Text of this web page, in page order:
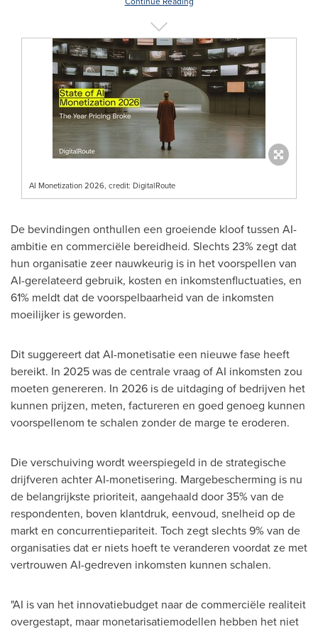
AI Monetization 2026, credit: DigitalRoute
De bevindingen onthullen een groeiende kloof tussen AI-
ambitie en commerciële bereidheid. Slechts 23% zegt dat
hun organisatie zeer nauwkeurig is in het voorspellen van
AI-gerelateerd gebruik, kosten en inkomstenfluctuaties, en
61% meldt dat de voorspelbaarheid van de inkomsten
moeilijker is geworden.
Dit suggereert dat AI-monetisatie een nieuwe fase heeft
bereikt. In 2025 was de centrale vraag of AI inkomsten zou
moeten genereren. In 2026 is de uitdaging of bedrijven het
kunnen prijzen, meten, factureren en goed genoeg kunnen
voorspellenom te schalen zonder de marge te eroderen.
Die verschuiving wordt weerspiegeld in de strategische
drijfveren achter AI-monetisering. Margebescherming is nu
de belangrijkste prioriteit, aangehaald door 35% van de
respondenten, boven klantdruk, eenvoud, snelheid op de
markt en concurrentiepariteit. Toch zegt slechts 9% van de
organisaties dat er niets hoeft te veranderen voordat ze met
vertrouwen AI-gedreven inkomsten kunnen schalen.
"AI is van het innovatiebudget naar de commerciële realiteit
overgestapt, maar monetarisatiemodellen hebben het niet